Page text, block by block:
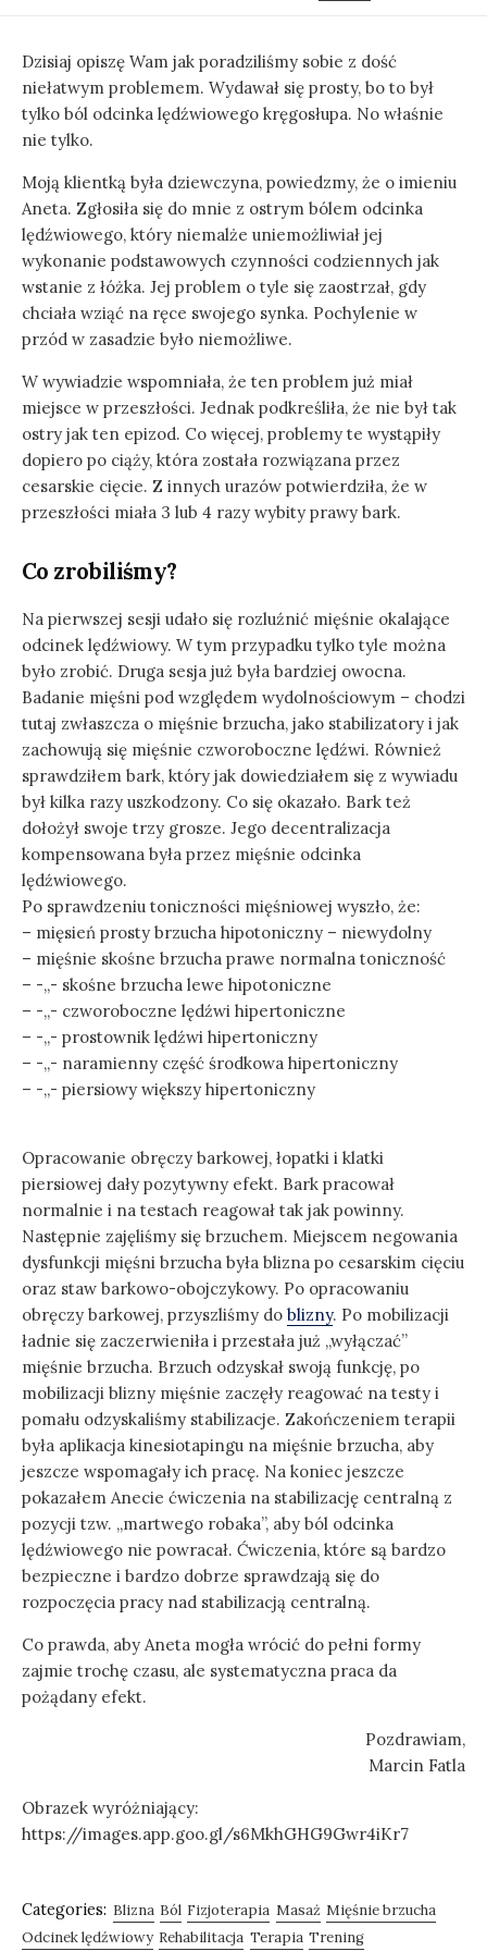
Dzisiaj opiszę Wam jak poradziliśmy sobie z dość
niełatwym problemem. Wydawał się prosty, bo to był
tylko ból odcinka lędźwiowego kręgosłupa. No właśnie
nie tylko.
Moją klientką była dziewczyna, powiedzmy, że o imieniu
Aneta. Zgłosiła się do mnie z ostrym bólem odcinka
lędźwiowego, który niemalże uniemożliwiał jej
wykonanie podstawowych czynności codziennych jak
wstanie z łóżka. Jej problem o tyle się zaostrzał, gdy
chciała wziąć na ręce swojego synka. Pochylenie w
przód w zasadzie było niemożliwe.
W wywiadzie wspomniała, że ten problem już miał
miejsce w przeszłości. Jednak podkreśliła, że nie był tak
ostry jak ten epizod. Co więcej, problemy te wystąpiły
dopiero po ciąży, która została rozwiązana przez
cesarskie cięcie. Z innych urazów potwierdziła, że w
przeszłości miała 3 lub 4 razy wybity prawy bark.
Co zrobiliśmy?
Na pierwszej sesji udało się rozluźnić mięśnie okalające
odcinek lędźwiowy. W tym przypadku tylko tyle można
było zrobić. Druga sesja już była bardziej owocna.
Badanie mięśni pod względem wydolnościowym – chodzi
tutaj zwłaszcza o mięśnie brzucha, jako stabilizatory i jak
zachowują się mięśnie czworoboczne lędźwi. Również
sprawdziłem bark, który jak dowiedziałem się z wywiadu
był kilka razy uszkodzony. Co się okazało. Bark też
dołożył swoje trzy grosze. Jego decentralizacja
kompensowana była przez mięśnie odcinka
lędźwiowego.
Po sprawdzeniu toniczności mięśniowej wyszło, że:
– mięsień prosty brzucha hipotoniczny – niewydolny
– mięśnie skośne brzucha prawe normalna toniczność
– -,,- skośne brzucha lewe hipotoniczne
– -,,- czworoboczne lędźwi hipertoniczne
– -,,- prostownik lędźwi hipertoniczny
– -,,- naramienny część środkowa hipertoniczny
– -,,- piersiowy większy hipertoniczny
Opracowanie obręczy barkowej, łopatki i klatki
piersiowej dały pozytywny efekt. Bark pracował
normalnie i na testach reagował tak jak powinny.
Następnie zajęliśmy się brzuchem. Miejscem negowania
dysfunkcji mięśni brzucha była blizna po cesarskim cięciu
oraz staw barkowo-obojczykowy. Po opracowaniu
obręczy barkowej, przyszliśmy do blizny. Po mobilizacji
ładnie się zaczerwieniła i przestała już „wyłączać”
mięśnie brzucha. Brzuch odzyskał swoją funkcję, po
mobilizacji blizny mięśnie zaczęły reagować na testy i
pomału odzyskaliśmy stabilizacje. Zakończeniem terapii
była aplikacja kinesiotapingu na mięśnie brzucha, aby
jeszcze wspomagały ich pracę. Na koniec jeszcze
pokazałem Anecie ćwiczenia na stabilizację centralną z
pozycji tzw. „martwego robaka”, aby ból odcinka
lędźwiowego nie powracał. Ćwiczenia, które są bardzo
bezpieczne i bardzo dobrze sprawdzają się do
rozpoczęcia pracy nad stabilizacją centralną.
Co prawda, aby Aneta mogła wrócić do pełni formy
zajmie trochę czasu, ale systematyczna praca da
pożądany efekt.
Pozdrawiam,
Marcin Fatla
Obrazek wyróżniający:
https://images.app.goo.gl/s6MkhGHG9Gwr4iKr7
Categories: Blizna Ból Fizjoterapia Masaż Mięśnie brzucha
Odcinek lędźwiowy Rehabilitacja Terapia Trening